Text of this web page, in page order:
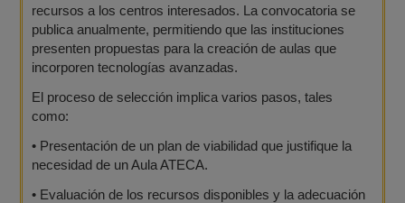
recursos a los centros interesados. La convocatoria se
publica anualmente, permitiendo que las instituciones
presenten propuestas para la creación de aulas que
incorporen tecnologías avanzadas.
El proceso de selección implica varios pasos, tales
como:
• Presentación de un plan de viabilidad que justifique la
necesidad de un Aula ATECA.
• Evaluación de los recursos disponibles y la adecuación